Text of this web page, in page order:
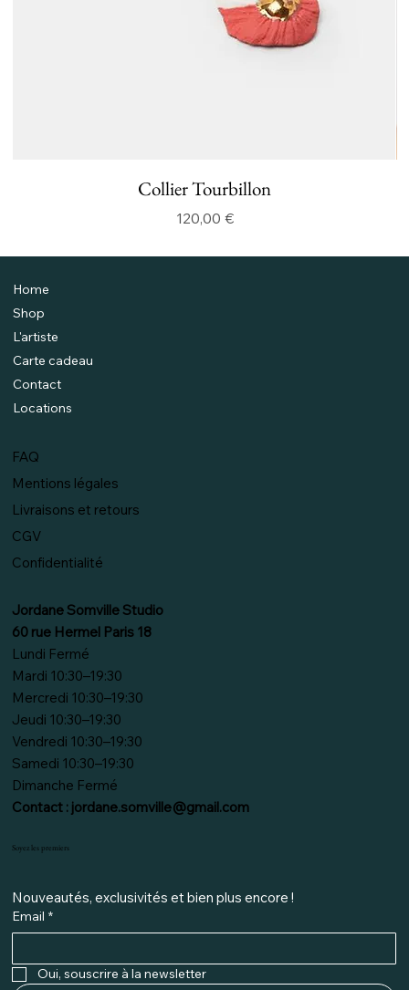
Collier Tourbillon
Prix
120,00 €
Home
Shop
L'artiste
Carte cadeau
Contact
Locations
FAQ
Mentions légales
Livraisons et retours
CGV
Confidentialité
Jordane Somville Studio
60 rue Hermel Paris 18
Lundi Fermé
Mardi 10:30–19:30
Mercredi 10:30–19:30
Jeudi 10:30–19:30
Vendredi 10:30–19:30
Samedi 10:30–19:30
Dimanche Fermé
Contact : jordane.somville@gmail.com
Soyez les premiers
Email *
Oui, souscrire à la newsletter